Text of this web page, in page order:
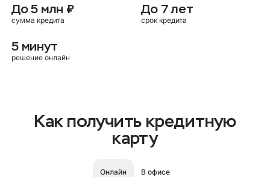
До 5 млн ₽
сумма кредита
До 7 лет
срок кредита
5 минут
решение онлайн
Как получить кредитную
карту
Онлайн В офисе